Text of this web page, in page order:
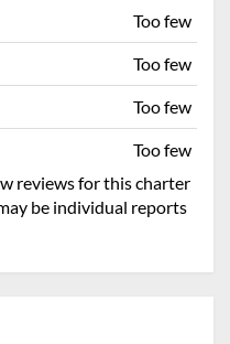
Too few
Too few
Too few
Too few
reviews for this charter
be individual reports